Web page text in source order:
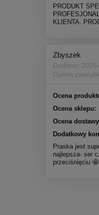
PRODUKT
KLIENTA.
Zbyszek
Dodano:
Opinia
Ocena
Ocena sklepu:
Ocena
Dodatkowy
Praska jest
najlepsza- ser
przeciśnięciu